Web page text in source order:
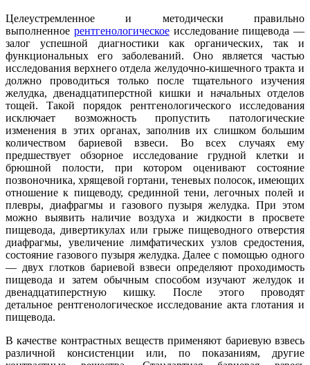
Целеустремленное и методически правильно
выполненное рентгенологическоеисследование пищевода —
залог успешной диагностики как органических, так и
функциональных его заболеваний. Оно является частью
исследования верхнего отдела желудочно-кишечного тракта и
должно проводиться только после тщательного изучения
желудка, двенадцатиперстной кишки и начальных отделов
тощей. Такой порядок рентгенологического исследования
исключает возможность пропустить патологические
изменения в этих органах, заполнив их слишком большим
количеством бариевой взвеси. Во всех случаях ему
предшествует обзорное исследование грудной клетки и
брюшной полости, при котором оценивают состояние
позвоночника, хрящевой гортани, теневых полосок, имеющих
отношение к пищеводу, срединной тени, легочных полей и
плевры, диафрагмы и газового пузыря желудка. При этом
можно выявить наличие воздуха и жидкости в просвете
пищевода, дивертикулах или грыже пищеводного отверстия
диафрагмы, увеличение лимфатических узлов средостения,
состояние газового пузыря желудка. Далее с помощью одного
— двух глотков бариевой взвеси определяют проходимость
пищевода и затем обычным способом изучают желудок и
двенадцатиперстную кишку. После этого проводят
детальное рентгенологическое исследование акта глотания и
пищевода.
В качестве контрастных веществ применяют бариевую взвесь
различной консистенции или, по показаниям, другие